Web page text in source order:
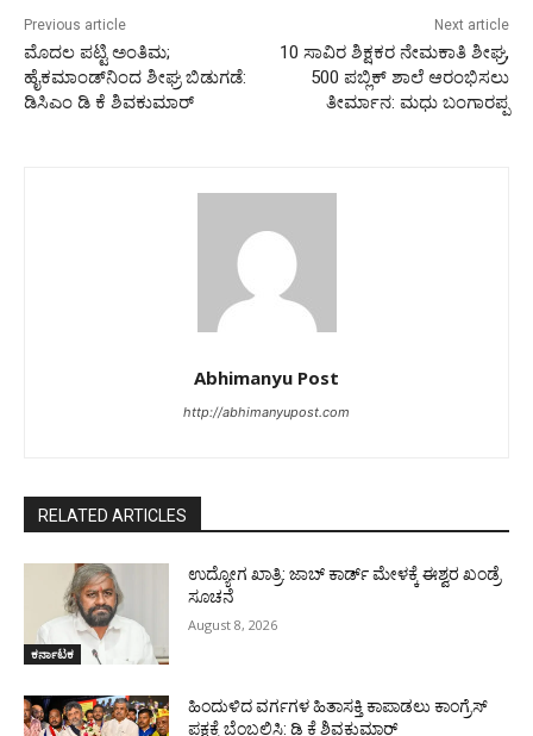
Previous article
ಮೊದಲ ಪಟ್ಟಿ ಅಂತಿಮ;
ಹೈಕಮಾಂಡ್‌ನಿಂದ ಶೀಘ್ರ ಬಿಡುಗಡೆ:
ಡಿಸಿಎಂ ಡಿ ಕೆ ಶಿವಕುಮಾರ್
Next article
10 ಸಾವಿರ ಶಿಕ್ಷಕರ ನೇಮಕಾತಿ ಶೀಘ್ರ,
500 ಪಬ್ಲಿಕ್ ಶಾಲೆ ಆರಂಭಿಸಲು
ತೀರ್ಮಾನ: ಮಧು ಬಂಗಾರಪ್ಪ
Abhimanyu Post
http://abhimanyupost.com
RELATED ARTICLES
ಕರ್ನಾಟಕ
ಉದ್ಯೋಗ ಖಾತ್ರಿ: ಜಾಬ್ ಕಾರ್ಡ್ ಮೇಳಕ್ಕೆ ಈಶ್ವರ ಖಂಡ್ರೆ
ಸೂಚನೆ
August 8, 2026
ಹಿಂದುಳಿದ ವರ್ಗಗಳ ಹಿತಾಸಕ್ತಿ ಕಾಪಾಡಲು ಕಾಂಗ್ರೆಸ್
ಪಕ್ಷಕ್ಕೆ ಬೆಂಬಲಿಸಿ: ಡಿ ಕೆ ಶಿವಕುಮಾರ್